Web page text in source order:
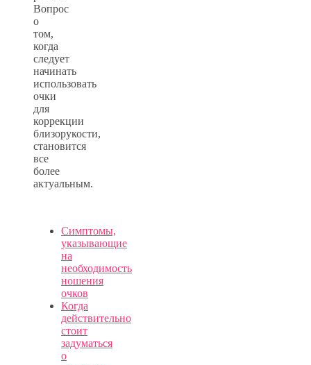
Вопрос
о
том,
когда
следует
начинать
использовать
очки
для
коррекции
близорукости,
становится
все
более
актуальным.
Симптомы,
указывающие
на
необходимость
ношения
очков
Когда
действительно
стоит
задуматься
о